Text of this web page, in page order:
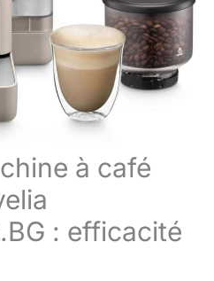
à café
: efficacité